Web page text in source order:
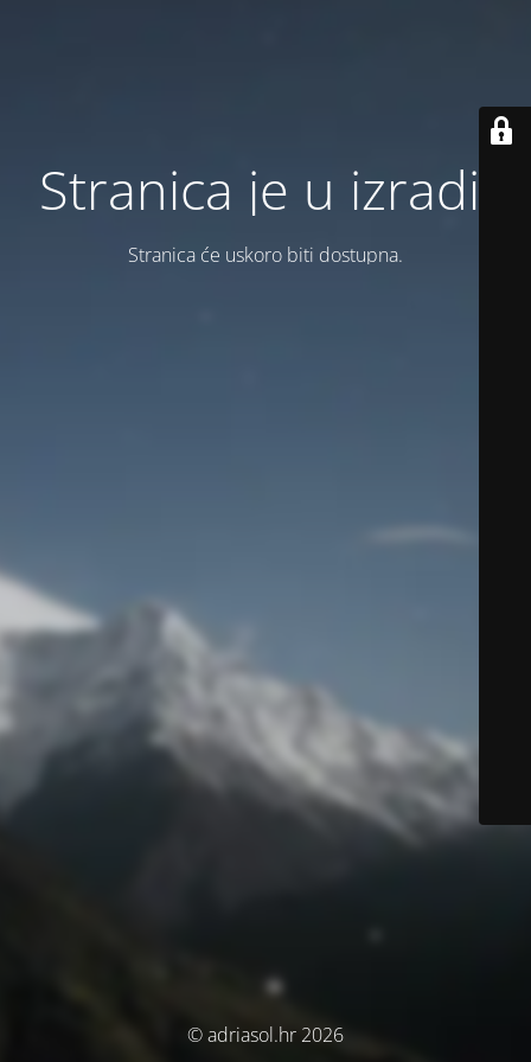
Stranica je u izradi.
Stranica će uskoro biti dostupna.
© adriasol.hr 2026